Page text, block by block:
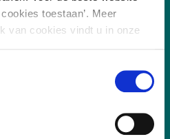
toestaan’. Meer
van cookies vindt u in onze